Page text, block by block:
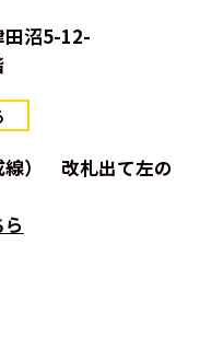
田沼5-12-
線） 改札出て左の